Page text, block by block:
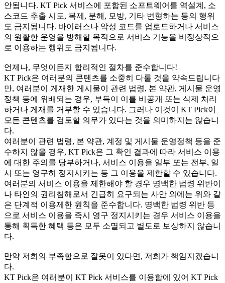
안됩니다. KT Pick 서비스에 포함된 소프트웨어를 역설계, 소
스코드 추출 시도, 복제, 분해, 모방, 기타 변형하는 등의 행위
도 금지됩니다. 바이러스나 악성 코드를 업로드하거나 서비스
의 원활한 운영을 방해할 목적으로 서비스 기능을 비정상적으
로 이용하는 행위도 금지됩니다.
언제나, 무엇이든지 합리적인 절차를 준수합니다!
KT Pick은 여러분의 콘텐츠를 소중히 다룰 것을 약속드립니다
만, 여러분이 게재한 게시물이 관련 법령, 본 약관, 게시물 운영
정책 등에 위배되는 경우, 부득이 이를 비공개 또는 삭제 처리
하거나 게재를 거부할 수 있습니다. 그러나 이것이 KT Pick이
모든 콘텐츠를 검토할 의무가 있다는 것을 의미하지는 않습니
다.
여러분이 관련 법령, 본 약관, 계정 및 게시물 운영정책 등을 준
수하지 않을 경우, KT Pick은 그 확인 결과에 따라 서비스 이용
에 대한 주의를 당부하거나, 서비스 이용을 일부 또는 전부, 일
시 또는 영구히 정지시키는 등 그 이용을 제한할 수 있습니다.
여러분의 서비스 이용을 제한해야 할 경우 명백한 법령 위반이
나 타인의 권리침해로서 긴급히 요구되는 사안 외에는 위와 같
은 단계적 이용제한 원칙을 준수합니다. 명백한 법령 위반 등
으로 서비스 이용을 즉시 영구 정지시키는 경우 서비스 이용을
통해 획득한 혜택 등은 모두 소멸되고 별도로 보상하지 않습니
다.
만약 저희의 부족함으로 잘못이 있다면, 저희가 책임지겠습니
다.
KT Pick은 여러분이 KT Pick 서비스를 이용함에 있어 KT Pick